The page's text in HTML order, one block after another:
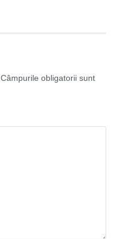
Câmpurile obligatorii sunt